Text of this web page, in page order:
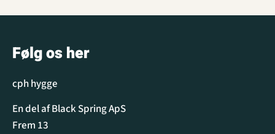
Følg os her
cph hygge
En del af Black Spring ApS
Frem 13